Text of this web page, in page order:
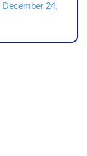
December 24,